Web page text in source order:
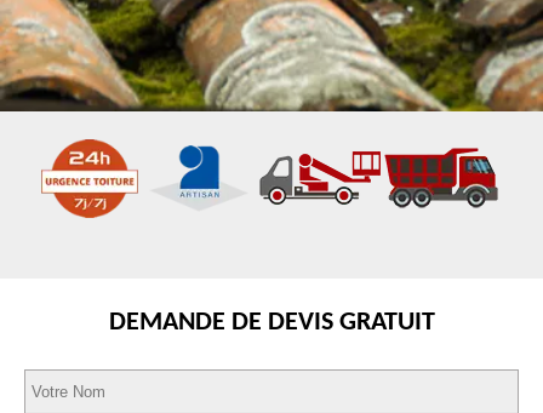
DEMANDE DE DEVIS GRATUIT